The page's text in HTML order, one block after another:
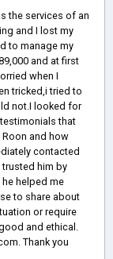
the services of an
and I lost my
to manage my
and at first
when I
tricked,i tried to
not.I looked for
that
and how
contacted
trusted him by
helped me
to share about
or require
and ethical.
Thank you